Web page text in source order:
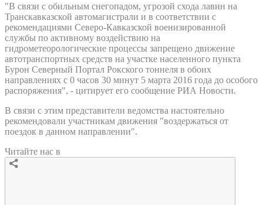
"В связи с обильным снегопадом, угрозой схода лавин на
Транскавказской автомагистрали и в соответствии с
рекомендациями Северо-Кавказской военизированной
службы по активному воздействию на
гидрометеорологические процессы запрещено движение
автотранспортных средств на участке населенного пункта
Бурон Северный Портал Рокского тоннеля в обоих
направлениях с 0 часов 30 минут 5 марта 2016 года до особого
распоряжения", - цитирует его сообщение РИА Новости.
В связи с этим представители ведомства настоятельно
рекомендовали участникам движения "воздержаться от
поездок в данном направлении".
Читайте нас в